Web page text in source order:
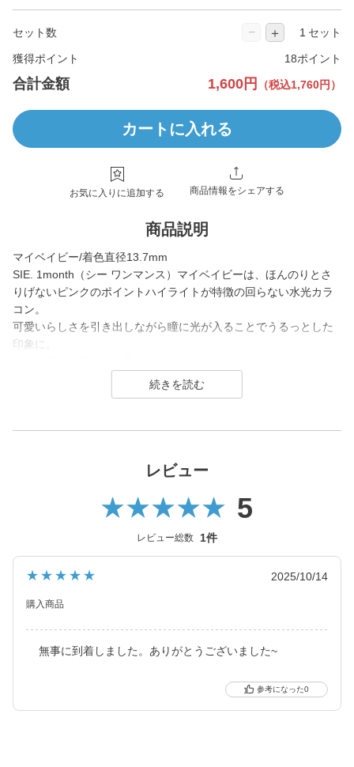
セット数 − ＋ セット
獲得ポイント 18ポイント
合計金額 1,600円 （税込1,760円）
カートに入れる
お気に入りに追加する 商品情報をシェアする
商品説明
マイベイビー/着色直径13.7mm
SIE. 1month（シー ワンマンス）マイベイビーは、ほんのりとさ
りげないピンクのポイントハイライトが特徴の回らない水光カラ
コン。
可愛いらしさを引き出しながら瞳に光が入ることでうるっとした
印象に。
初めての方にも使いやすいデザインです。
タクトレンズブランド。
(MOON SODAはリニューアル前（高含水）のみの販売となりま
カラーコンタクトレンズは「回らない水光カラコン(※)」の他、垢
ンナップ。
ズブランドです。
※ 軸固定技術を利用することでレンズの回転を抑え定位置で安定
させます。
レビュー
5
レビュー総数 1件
★★★★★ 2025/10/14
購入商品
無事に到着しました。ありがとうございました~
0